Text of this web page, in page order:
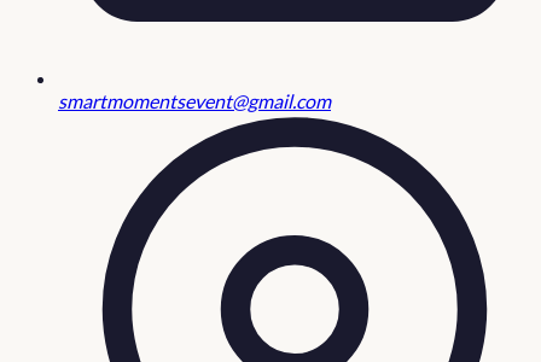
smartmomentsevent@gmail.com